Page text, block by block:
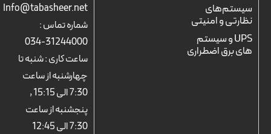
سیستم‌های
نظارتی و امنیتی
UPS و سیستم
های برق اضطراری
Info@tabasheer.net
شماره تماس :
31244000-034
ساعت کاری : شنبه تا
چهارشنبه از ساعت
7:30 الی 15:15 ,
پنجشنبه از ساعت
7:30 الی 12:45